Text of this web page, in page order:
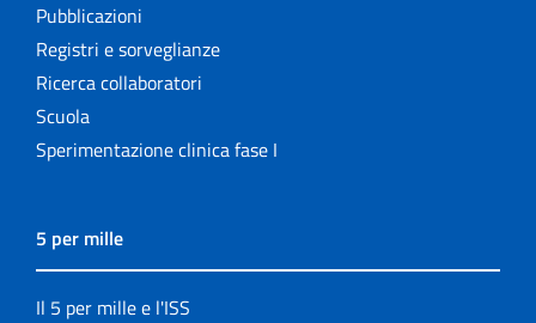
Pubblicazioni
Registri e sorveglianze
Ricerca collaboratori
Scuola
Sperimentazione clinica fase I
5 per mille
Il 5 per mille e l'ISS